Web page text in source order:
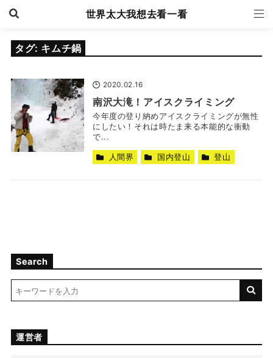
世界太大我想去看一看
タグ: キムチ鍋
2020.02.16
南沢大滝！アイスクライミング
今年度の登り納めアイスクライミングが無性
にしたい！それは時たま来る本能的な衝動
で...
人間界 国内登山 登山
Search
運営者